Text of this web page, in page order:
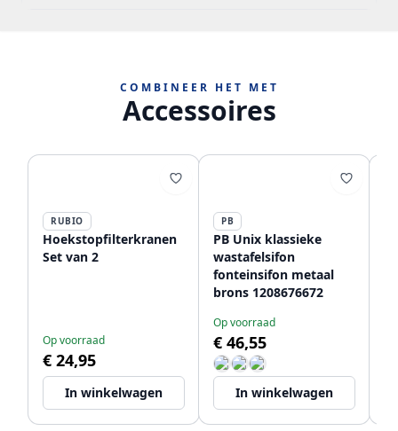
COMBINEER HET MET
Accessoires
RUBIO
Hoekstopfilterkranen
Set van 2
Op voorraad
€ 24,95
In winkelwagen
PB
PB Unix klassieke
wastafelsifon
fonteinsifon metaal
brons 1208676672
Op voorraad
€ 46,55
In winkelwagen